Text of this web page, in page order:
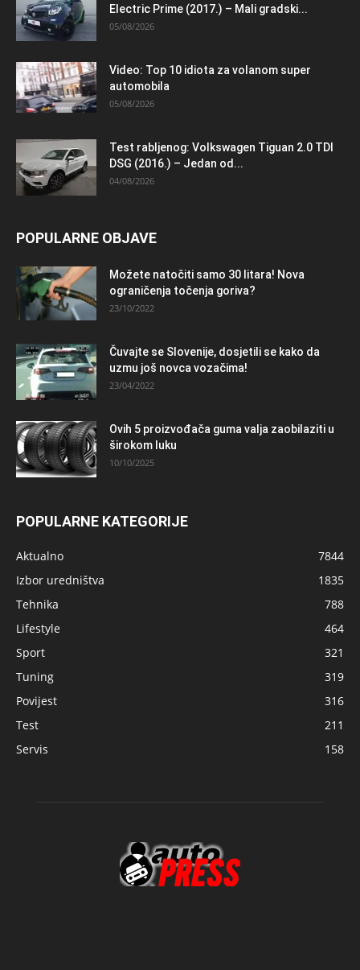
Electric Prime (2017.) – Mali gradski...
05/08/2026
Video: Top 10 idiota za volanom super
automobila
05/08/2026
Test rabljenog: Volkswagen Tiguan 2.0 TDI
DSG (2016.) – Jedan od...
04/08/2026
POPULARNE OBJAVE
Možete natočiti samo 30 litara! Nova
ograničenja točenja goriva?
23/10/2022
Čuvajte se Slovenije, dosjetili se kako da
uzmu još novca vozačima!
23/04/2022
Ovih 5 proizvođača guma valja zaobilaziti u
širokom luku
10/10/2025
POPULARNE KATEGORIJE
Aktualno
7844
Izbor uredništva
1835
Tehnika
788
Lifestyle
464
Sport
321
Tuning
319
Povijest
316
Test
211
Servis
158